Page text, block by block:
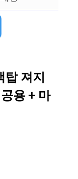
탑 져지
용 + 마